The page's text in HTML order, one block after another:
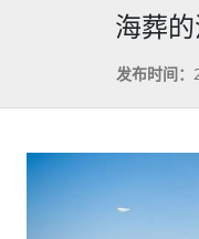
海葬
发布时间：